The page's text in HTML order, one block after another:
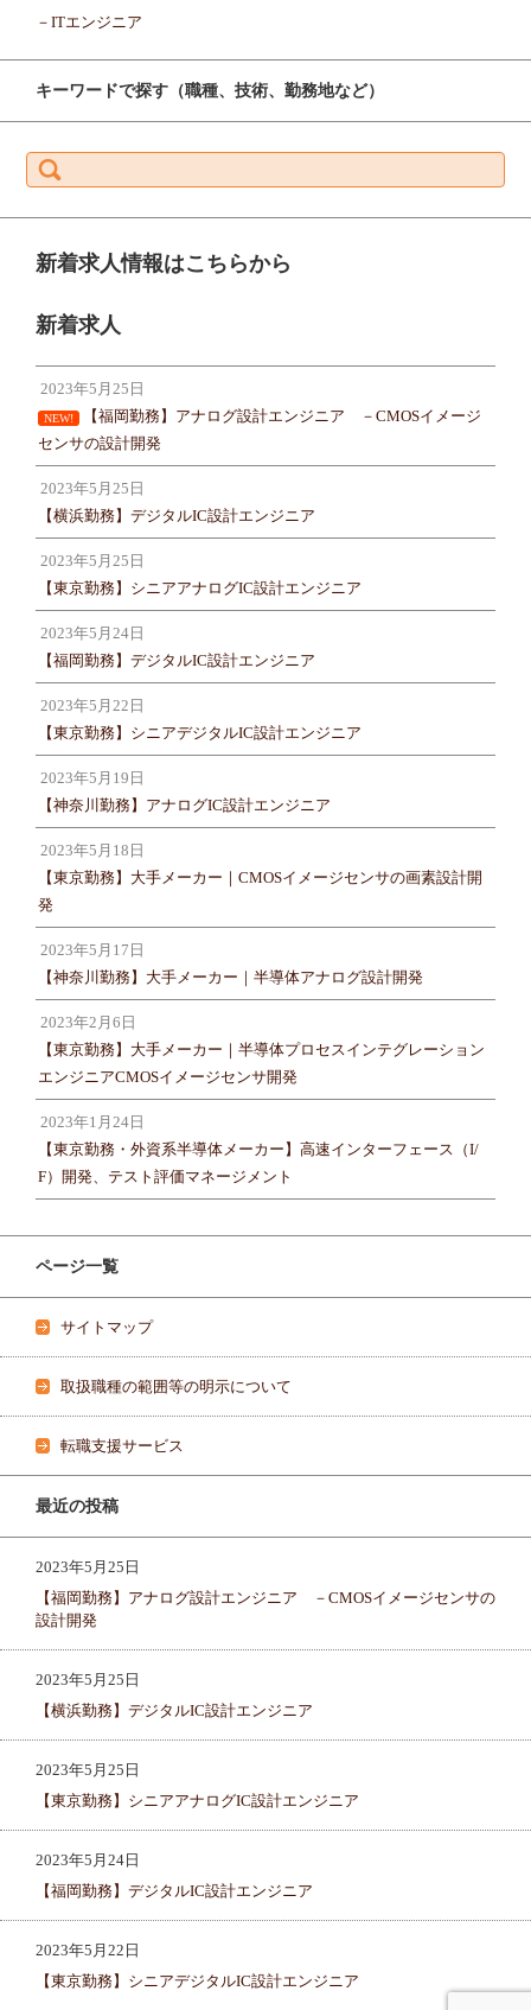
－ITエンジニア
キーワードで探す（職種、技術、勤務地など）
索:
新着求人情報はこちらから
新着求人
2023年5月25日
NEW!
【福岡勤務】アナログ設計エンジニア －CMOSイメージ
センサの設計開発
2023年5月25日
【横浜勤務】デジタルIC設計エンジニア
2023年5月25日
【東京勤務】シニアアナログIC設計エンジニア
2023年5月24日
【福岡勤務】デジタルIC設計エンジニア
2023年5月22日
【東京勤務】シニアデジタルIC設計エンジニア
2023年5月19日
【神奈川勤務】アナログIC設計エンジニア
2023年5月18日
【東京勤務】大手メーカー｜CMOSイメージセンサの画素設計開
発
2023年5月17日
【神奈川勤務】大手メーカー｜半導体アナログ設計開発
2023年2月6日
【東京勤務】大手メーカー｜半導体プロセスインテグレーション
エンジニアCMOSイメージセンサ開発
2023年1月24日
【東京勤務・外資系半導体メーカー】高速インターフェース（I/
F）開発、テスト評価マネージメント
ページ一覧
サイトマップ
取扱職種の範囲等の明示について
転職支援サービス
最近の投稿
2023年5月25日
【福岡勤務】アナログ設計エンジニア －CMOSイメージセンサの
設計開発
2023年5月25日
【横浜勤務】デジタルIC設計エンジニア
2023年5月25日
【東京勤務】シニアアナログIC設計エンジニア
2023年5月24日
【福岡勤務】デジタルIC設計エンジニア
2023年5月22日
【東京勤務】シニアデジタルIC設計エンジニア